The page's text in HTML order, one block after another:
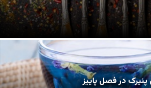
در فصل پاییز